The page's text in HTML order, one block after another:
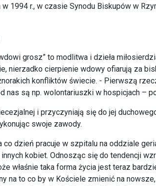
1994 r., w czasie Synodu Biskupów w
grosz” to modlitwa i dzieła
nierzadko cierpienie wdowy ofiarują za
konfliktów świecie. - Pierwszą
nas są np. wolontariuszki w hospicjach –
i przyczyniają się do jej
swoje zawody.
dzień pracuje w szpitalu na oddziale
kobiet. Odnosząc się do tendencji
właśnie taka forma życia jest teraz
na to co by w Kościele zmienić na